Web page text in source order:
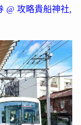
@ 攻略貴船神社,